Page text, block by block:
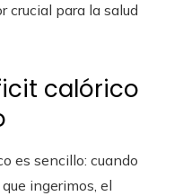
crucial para la salud
calórico
es sencillo: cuando
ingerimos, el